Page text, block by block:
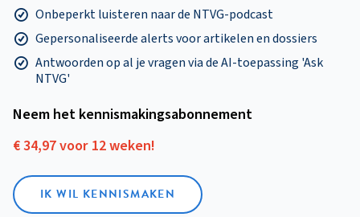
Onbeperkt luisteren naar de NTVG-podcast
Gepersonaliseerde alerts voor artikelen en dossiers
Antwoorden op al je vragen via de AI-toepassing 'Ask
NTVG'
Neem het kennismakings­abonnement
€ 34,97 voor 12 weken!
IK WIL KENNISMAKEN